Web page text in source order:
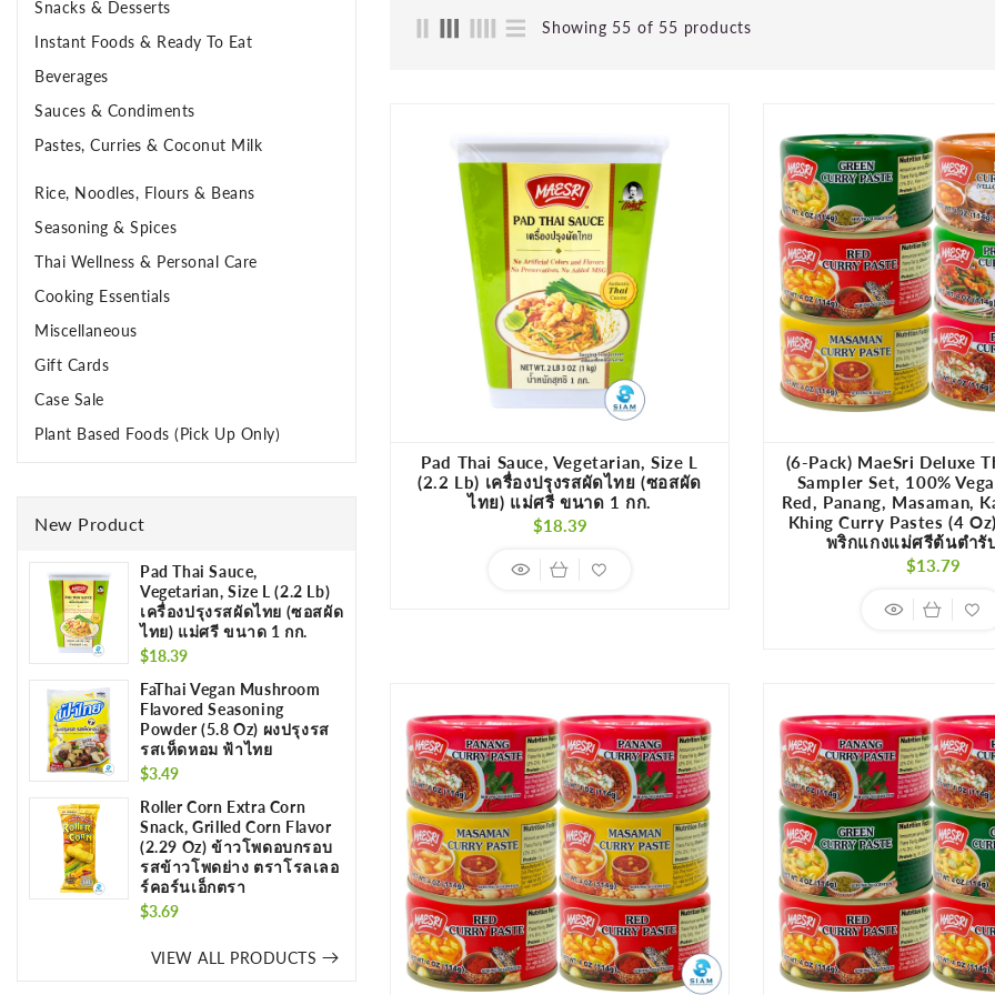
Snacks & Desserts
Instant Foods & Ready To Eat
Beverages
Sauces & Condiments
Pastes, Curries & Coconut Milk
Rice, Noodles, Flours & Beans
Seasoning & Spices
Thai Wellness & Personal Care
Cooking Essentials
Miscellaneous
Gift Cards
Case Sale
Plant Based Foods (Pick Up Only)
New Product
Pad Thai Sauce,
Vegetarian, Size L (2.2 Lb)
เครื่องปรุงรสผัดไทย (ซอสผัด
ไทย) แม่ศรี ขนาด 1 กก.
Regular
price
$18.39
FaThai Vegan Mushroom
Flavored Seasoning
Powder (5.8 Oz) ผงปรุงรส
รสเห็ดหอม ฟ้าไทย
Regular
price
$3.49
Roller Corn Extra Corn
Snack, Grilled Corn Flavor
(2.29 Oz) ข้าวโพดอบกรอบ
รสข้าวโพดย่าง ตราโรลเลอ
ร์คอร์นเอ็กตรา
Regular
$3.69
VIEW ALL PRODUCTS
Showing 55 of 55 products
Pad Thai Sauce, Vegetarian, Size L
(2.2 Lb) เครื่องปรุงรสผัดไทย (ซอสผัด
ไทย) แม่ศรี ขนาด 1 กก.
Regular
$18.39
(6-Pack) MaeSri Deluxe
Sampler Set, 100%
Red, Panang, Masaman,
Khing Curry Pastes (4
พริกแกงแม่ศรีต้นตำรั
$13.79